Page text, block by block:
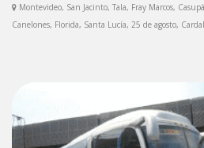
Montevideo, San Jacinto, Tala, Fray Marcos,
Canelones, Florida, Santa Lucía, 25 de agosto, Cardal